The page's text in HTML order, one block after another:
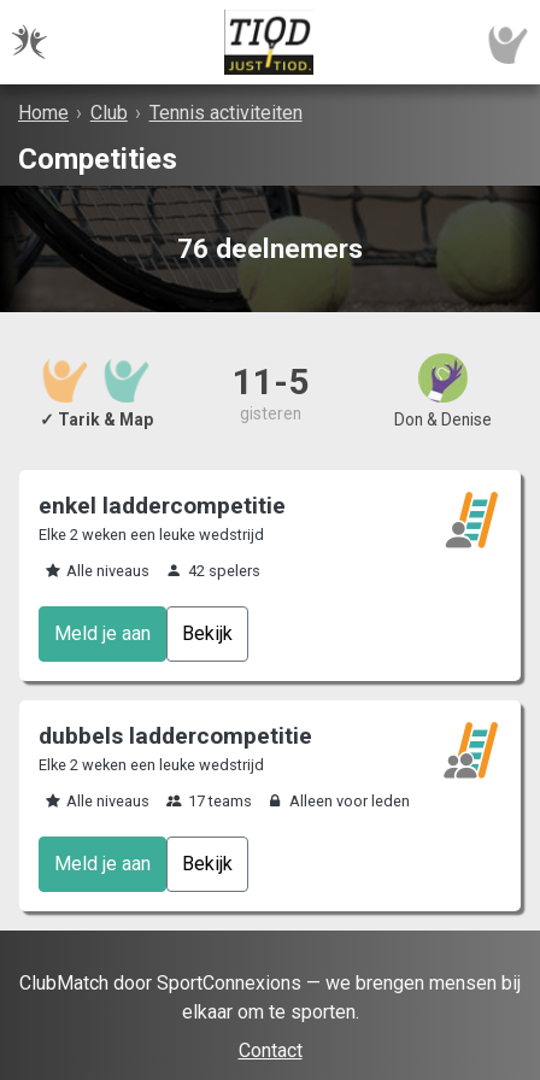
Home › Club › Tennis activiteiten
Competities
76 deelnemers
✓ Tarik & Map
11-5
gisteren Don & Denise
enkel laddercompetitie
Elke 2 weken een leuke wedstrijd
Alle niveaus
42 spelers
Meld je aan Bekijk
dubbels laddercompetitie
Elke 2 weken een leuke wedstrijd
Alle niveaus
17 teams Alleen voor leden
Meld je aan Bekijk
ClubMatch door SportConnexions — we brengen mensen bij
elkaar om te sporten.
Contact